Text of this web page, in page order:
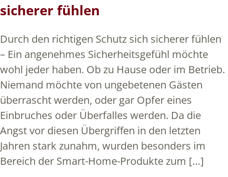
sicherer fühlen
Durch den richtigen Schutz sich sicherer fühlen
– Ein angenehmes Sicherheitsgefühl möchte
wohl jeder haben. Ob zu Hause oder im Betrieb.
Niemand möchte von ungebetenen Gästen
überrascht werden, oder gar Opfer eines
Einbruches oder Überfalles werden. Da die
Angst vor diesen Übergriffen in den letzten
Jahren stark zunahm, wurden besonders im
Bereich der Smart-Home-Produkte zum […]